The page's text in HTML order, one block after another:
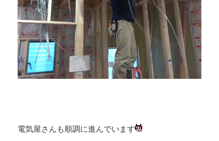
電気屋さんも順調に進んでいます